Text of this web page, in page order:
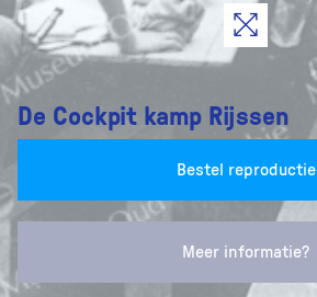
De Cockpit kamp Rijssen
Bestel reproductie
Meer informatie?